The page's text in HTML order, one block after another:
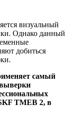
визуальный
Однако данный
добиться
самый
TMEB 2, в